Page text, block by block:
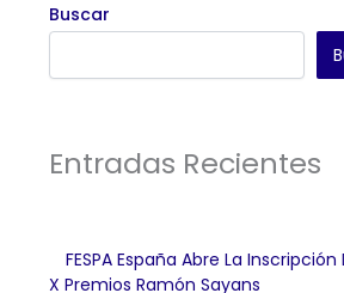
Buscar
Entradas Recientes
FESPA España Abre La Inscripción
X Premios Ramón Sayans